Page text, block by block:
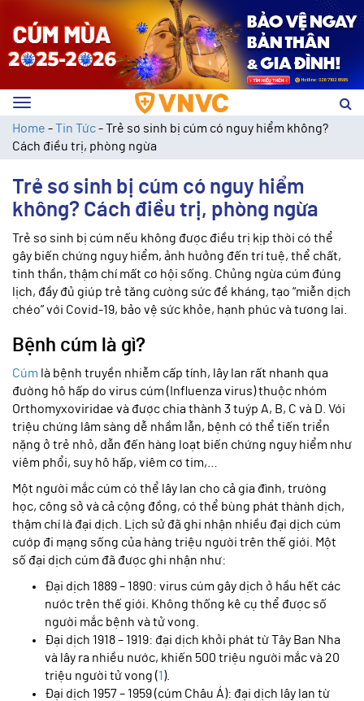
navigation
Home -Tin Tức-Trẻ sơ sinh bị cúm có nguy hiểm không?
Cách điều trị, phòng ngừa
Trẻ sơ sinh bị cúm có nguy hiểm
không? Cách điều trị, phòng ngừa
Trẻ sơ sinh bị cúm nếu không được điều trị kịp thời có thể
gây biến chứng nguy hiểm, ảnh hưởng đến trí tuệ, thể chất,
tinh thần, thậm chí mất cơ hội sống. Chủng ngừa cúm đúng
lịch, đầy đủ giúp trẻ tăng cường sức đề kháng, tạo “miễn dịch
chéo” với Covid-19, bảo vệ sức khỏe, hạnh phúc và tương lai.
Bệnh cúm là gì?
Cúm là bệnh truyền nhiễm cấp tính, lây lan rất nhanh qua
đường hô hấp do virus cúm (Influenza virus) thuộc nhóm
Orthomyxoviridae và được chia thành 3 tuýp A, B, C và D. Với
triệu chứng lâm sàng dễ nhầm lẫn, bệnh có thể tiến triển
nặng ở trẻ nhỏ, dẫn đến hàng loạt biến chứng nguy hiểm như
viêm phổi, suy hô hấp, viêm cơ tim,…
Một người mắc cúm có thể lây lan cho cả gia đình, trường
học, công sở và cả cộng đồng, có thể bùng phát thành dịch,
thậm chí là đại dịch. Lịch sử đã ghi nhận nhiều đại dịch cúm
cướp đi mạng sống của hàng triệu người trên thế giới. Một
số đại dịch cúm đã được ghi nhận như:
Đại dịch 1889 – 1890: virus cúm gây dịch ở hầu hết các
nước trên thế giới. Không thống kê cụ thể được số
người mắc bệnh và tử vong.
Đại dịch 1918 – 1919: đại dịch khởi phát từ Tây Ban Nha
và lây ra nhiều nước, khiến 500 triệu người mắc và 20
triệu người tử vong (1 ).
Đại dịch 1957 – 1959 (cúm Châu Á): đại dịch lây lan từ